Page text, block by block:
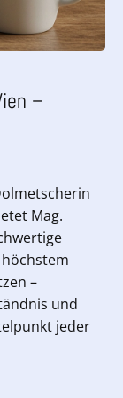
–
Mag.
–
und
jeder